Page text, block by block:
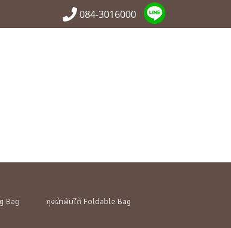
084-3016000
Bag ถุงผ้าพับได้ Foldable Bag